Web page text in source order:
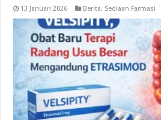
13 Januari 2026 Berita, Sediaan Farmasi